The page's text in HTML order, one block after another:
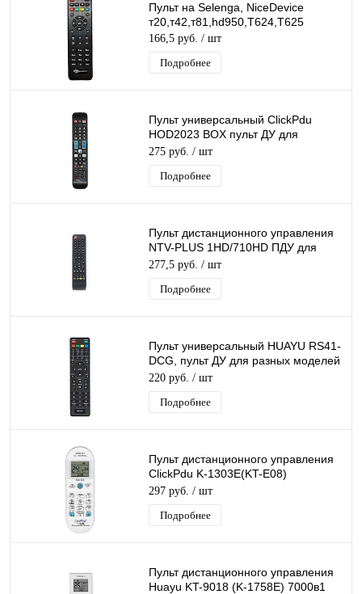
Пульт на Selenga, NiceDevice
т20,т42,т81,hd950,T624,T625
166,5 руб. / шт
Подробнее
Пульт универсальный ClickPdu
HOD2023 BOX пульт ДУ для
телевизоров Samsung, IVI, Okko
275 руб. / шт
Подробнее
Пульт дистанционного управления
NTV-PLUS 1HD/710HD ПДУ для
ресиверов НТВ Плюс 1HD и 710HD
277,5 руб. / шт
Подробнее
Пульт универсальный HUAYU RS41-
DCG, пульт ДУ для разных моделей
телевизоров
220 руб. / шт
Подробнее
Пульт дистанционного управления
ClickPdu K-1303E(KT-E08)
Универсальный пульт для
кондиционеров
297 руб. / шт
Подробнее
Пульт дистанционного управления
Huayu KT-9018 (K-1758E) 7000в1